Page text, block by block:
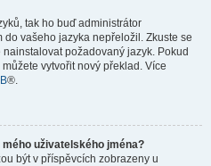
tak ho buď administrátor
vašeho jazyka nepřeložil. Zkuste se
požadovaný jazyk. Pokud
vytvořit nový překlad. Více
®.
uživatelského jména?
být v příspěvcích zobrazeny u